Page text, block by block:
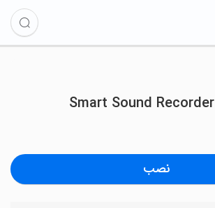
Smart Sound Recorder
نصب